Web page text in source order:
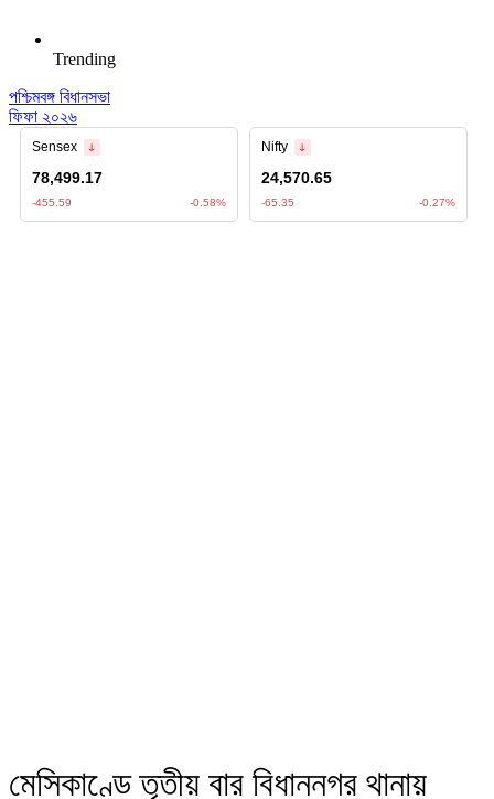
Trending
পশ্চিমবঙ্গ বিধানসভা
ফিফা ২০২৬
মেসিকাণ্ডে তৃতীয় বার বিধাননগর থানায়